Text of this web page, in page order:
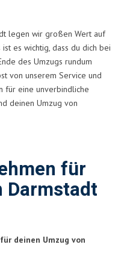
legen wir großen Wert auf
es wichtig, dass du dich bei
des Umzugs rundum
von unserem Service und
für eine unverbindliche
deinen Umzug von
für
Darmstadt
für deinen Umzug von